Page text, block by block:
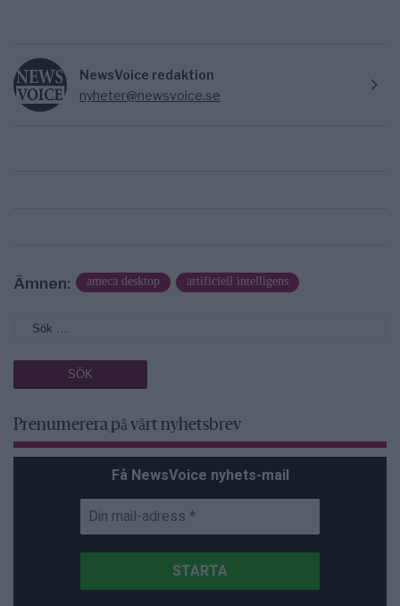
NewsVoice redaktion
nyheter@newsvoice.se
Ämnen: ameca desktop artificiell intelligens
Prenumerera på vårt nyhetsbrev
Få NewsVoice nyhets-mail